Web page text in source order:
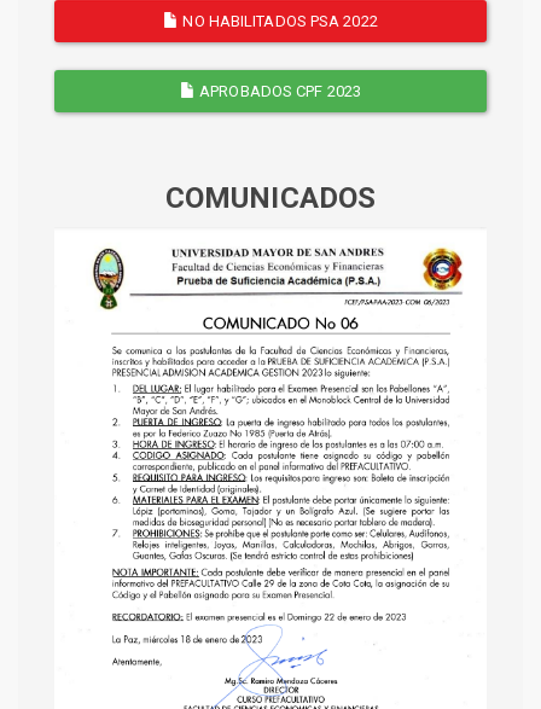
NO HABILITADOS PSA 2022
APROBADOS CPF 2023
COMUNICADOS